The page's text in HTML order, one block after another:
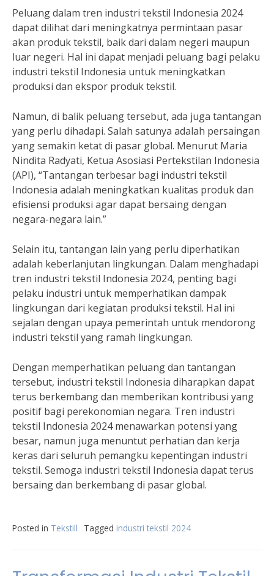
Peluang dalam tren industri tekstil Indonesia 2024
dapat dilihat dari meningkatnya permintaan pasar
akan produk tekstil, baik dari dalam negeri maupun
luar negeri. Hal ini dapat menjadi peluang bagi pelaku
industri tekstil Indonesia untuk meningkatkan
produksi dan ekspor produk tekstil.
Namun, di balik peluang tersebut, ada juga tantangan
yang perlu dihadapi. Salah satunya adalah persaingan
yang semakin ketat di pasar global. Menurut Maria
Nindita Radyati, Ketua Asosiasi Pertekstilan Indonesia
(API), “Tantangan terbesar bagi industri tekstil
Indonesia adalah meningkatkan kualitas produk dan
efisiensi produksi agar dapat bersaing dengan
negara-negara lain.”
Selain itu, tantangan lain yang perlu diperhatikan
adalah keberlanjutan lingkungan. Dalam menghadapi
tren industri tekstil Indonesia 2024, penting bagi
pelaku industri untuk memperhatikan dampak
lingkungan dari kegiatan produksi tekstil. Hal ini
sejalan dengan upaya pemerintah untuk mendorong
industri tekstil yang ramah lingkungan.
Dengan memperhatikan peluang dan tantangan
tersebut, industri tekstil Indonesia diharapkan dapat
terus berkembang dan memberikan kontribusi yang
positif bagi perekonomian negara. Tren industri
tekstil Indonesia 2024 menawarkan potensi yang
besar, namun juga menuntut perhatian dan kerja
keras dari seluruh pemangku kepentingan industri
tekstil. Semoga industri tekstil Indonesia dapat terus
bersaing dan berkembang di pasar global.
Posted in Tekstill Tagged industri tekstil 2024